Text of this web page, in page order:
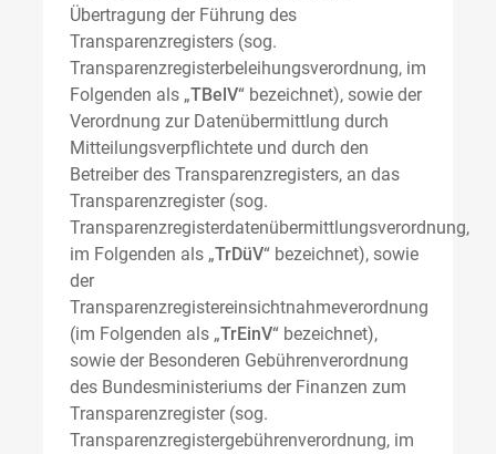
Übertragung der Führung des
Transparenzregisters (sog.
Transparenzregisterbeleihungsverordnung, im
Folgenden als „TBelV“ bezeichnet), sowie der
Verordnung zur Datenübermittlung durch
Mitteilungsverpflichtete und durch den
Betreiber des Transparenzregisters, an das
Transparenzregister (sog.
Transparenzregisterdatenübermittlungsverordnung,
im Folgenden als „TrDüV“ bezeichnet), sowie
der
Transparenzregistereinsichtnahmeverordnung
(im Folgenden als „TrEinV“ bezeichnet),
sowie der Besonderen Gebührenverordnung
des Bundesministeriums der Finanzen zum
Transparenzregister (sog.
Transparenzregistergebührenverordnung, im